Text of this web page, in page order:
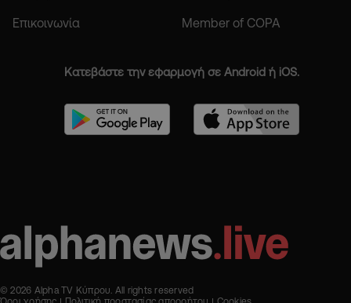
Επικοινωνία Member of COPA
Κατεβάστε την εφαρμογή σε Android ή iOS.
© 2026 Alpha TV Κύπρου. All rights reserved